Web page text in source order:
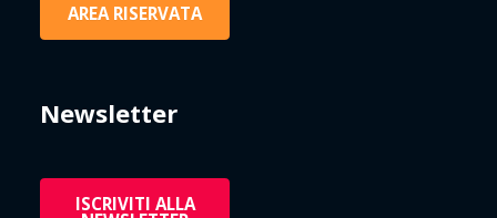
AREA RISERVATA
Newsletter
ISCRIVITI ALLA